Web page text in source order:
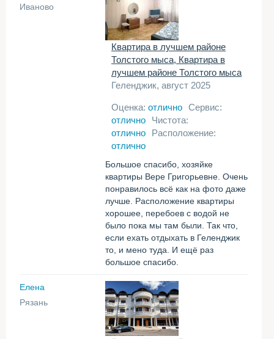
Иваново
Квартира в лучшем районе
Толстого мыса, Квартира в
лучшем районе Толстого мыса
Геленджик, август 2025
Оценка: отлично Сервис:
отлично
Чистота:
отлично
Расположение:
отлично
Большое спасибо, хозяйке
квартиры Вере Григорьевне. Очень
понравилось всё как на фото даже
лучше. Расположение квартиры
хорошее, перебоев с водой не
было пока мы там были. Так что,
если ехать отдыхать в Геленджик
то, и мено туда. И ещё раз
большое спасибо.
Елена
Рязань